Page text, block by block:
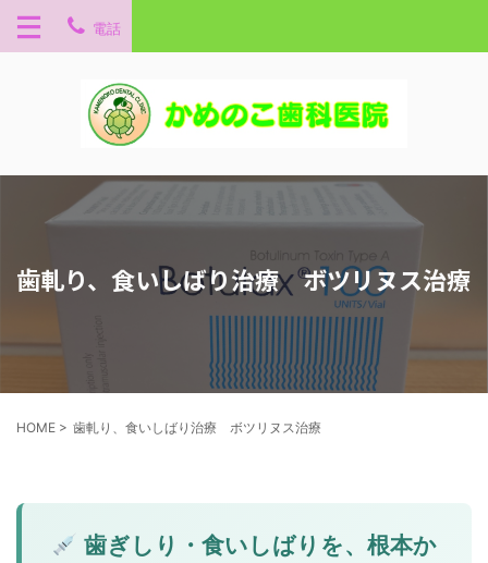
電話
歯軋り、食いしばり治療 ボツリヌス治療
HOME > 歯軋り、食いしばり治療 ボツリヌス治療
歯ぎしり・食いしばりを、根本か